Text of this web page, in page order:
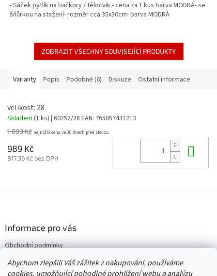
Abychom zlepšili Váš zážitek z nakupování, používáme
cookies, umožňující pohodlné prohlížení webu a analýzu
- Sáček pytlík na bačkory / tělocvik - cena za 1 kus barva MODRÁ- se
šňůrkou na stažení- rozměr cca 35x30cm- barva MODRÁ
ZOBRAZIT VŠECHNY SOUVISEJÍCÍ PRODUKTY
Varianty Popis Podobné (6) Diskuze Ostatní informace
velikost: 28
Skladem (1 ks) | 60252/28 EAN: 765057431213
1 099 Kč
989 Kč
817,36 Kč bez DPH
í
Informace pro vás
Obchodní podmínky
Vrácení/výměna/reklamace
Velkoobchod